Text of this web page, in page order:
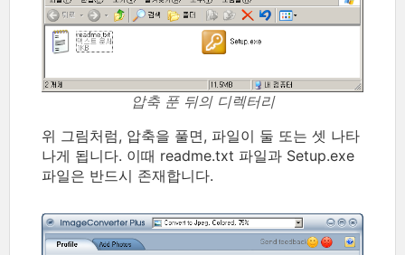
압축 푼 뒤의 디렉터리
위 그림처럼, 압축을 풀면, 파일이 둘 또는 셋 나타
나게 됩니다. 이때 readme.txt 파일과 Setup.exe
파일은 반드시 존재합니다.